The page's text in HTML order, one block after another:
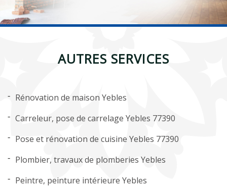
AUTRES SERVICES
Rénovation de maison Yebles
Carreleur, pose de carrelage Yebles 77390
Pose et rénovation de cuisine Yebles 77390
Plombier, travaux de plomberies Yebles
Peintre, peinture intérieure Yebles